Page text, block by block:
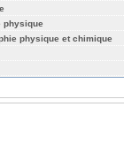
physique
physique et chimique